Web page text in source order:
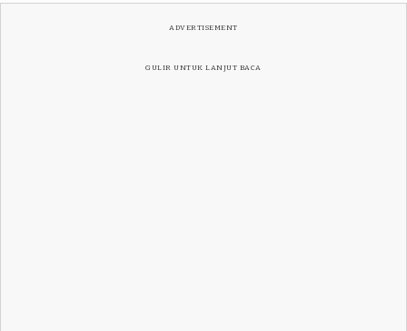
ADVERTISEMENT
GULIR UNTUK LANJUT BACA